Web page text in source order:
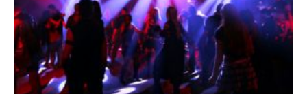
est
pour
l’instant
justifiée
car